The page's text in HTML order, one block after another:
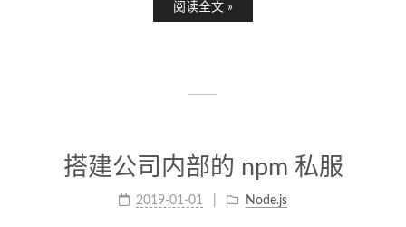
阅读全文 »
搭建公司内部的 npm 私服
2019-01-01 Node.js